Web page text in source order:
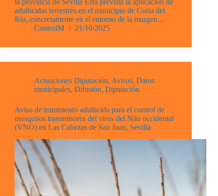
la provincia de Sevilla Está prevista la aplicación de
adulticidas terrestres en el municipio de Coria del
Río, concretamente en el entorno de la margen…
ControlM
21/10/2025
Actuaciones Diputación, Avisos, Datos
municipales, Difusión, Diputación
Aviso de tratamiento adulticida para el control de
mosquitos transmisores del virus del Nilo occidental
(VNO) en Las Cabezas de San Juan, Sevilla